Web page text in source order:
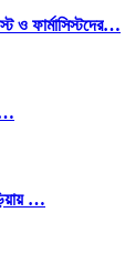
ও ফার্মাসিস্টদের…
…